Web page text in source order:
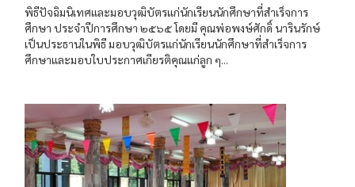
พิธีปัจฉิมนิเทศและมอบวุฒิบัตรแก่นักเรียนนักศึกษาที่สำเร็จการ
ศึกษา ประจำปีการศึกษา ๒๕๖๕ โดยมี คุณพ่อพงษ์ศักดิ์ นารินรักษ์
เป็นประธานในพิธี มอบวุฒิบัตรแก่นักเรียนนักศึกษาที่สำเร็จการ
ศึกษาและมอบใบประกาศเกียรติคุณแก่ลูก ๆ...